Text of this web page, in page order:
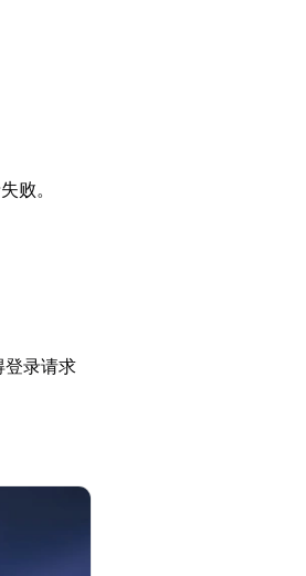
败。
登录请求